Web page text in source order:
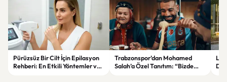
Pürüzsüz Bir Cilt İçin Epilasyon
Rehberi: En Etkili Yöntemler ve
Trabzonspor’dan Mohamed
Salah’a Özel Tanıtım: “Bizde